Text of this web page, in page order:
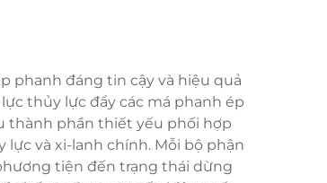
phanh đáng tin cậy và hiệu quả
thủy lực đẩy các má phanh ép
thành phần thiết yếu phối hợp
và xi-lanh chính. Mỗi bộ phận
tiện đến trạng thái dừng